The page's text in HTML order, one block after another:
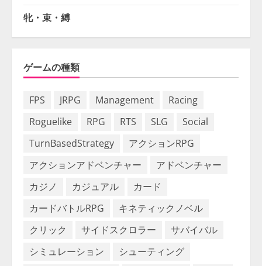
牝・束・縛
ゲームの種類
FPS JRPG Management
Racing
Roguelike
RPG RTS SLG
Social
TurnBasedStrategy
アクションRPG
アクションアドベンチャー
アドベンチャー
カジノ
カジュアル
カード
カードバトルRPG
キネティックノベル
クリック
サイドスクロラー
サバイバル
シミュレーション
シューティング